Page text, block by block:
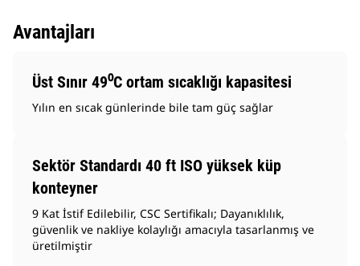
Avantajları
Üst Sınır 49⁰C ortam sıcaklığı kapasitesi
Yılın en sıcak günlerinde bile tam güç sağlar
Sektör Standardı 40 ft ISO yüksek küp
konteyner
9 Kat İstif Edilebilir, CSC Sertifikalı; Dayanıklılık,
güvenlik ve nakliye kolaylığı amacıyla tasarlanmış ve
üretilmiştir